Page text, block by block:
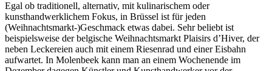
Egal ob traditionell, alternativ, mit kulinarischem oder
kunsthandwerklichem Fokus, in Brüssel ist für jeden
(Weihnachtsmarkt-)Geschmack etwas dabei. Sehr beliebt ist
beispielsweise der belgische Weihnachtsmarkt Plaisirs d’Hiver, der
neben Leckereien auch mit einem Riesenrad und einer Eisbahn
aufwartet. In Molenbeek kann man an einem Wochenende im